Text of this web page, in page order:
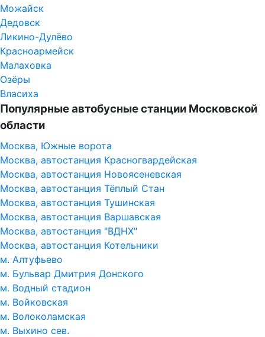
Можайск
Дедовск
Ликино-Дулёво
Красноармейск
Малаховка
Озёры
Власиха
Популярные автобусные станции Московской
области
Москва, Южные ворота
Москва, автостанция Красногвардейская
Москва, автостанция Новоясеневская
Москва, автостанция Тёплый Стан
Москва, автостанция Тушинская
Москва, автостанция Варшавская
Москва, автостанция "ВДНХ"
Москва, автостанция Котельники
м. Алтуфьево
м. Бульвар Дмитрия Донского
м. Водный стадион
м. Войковская
м. Волоколамская
м. Выхино сев.